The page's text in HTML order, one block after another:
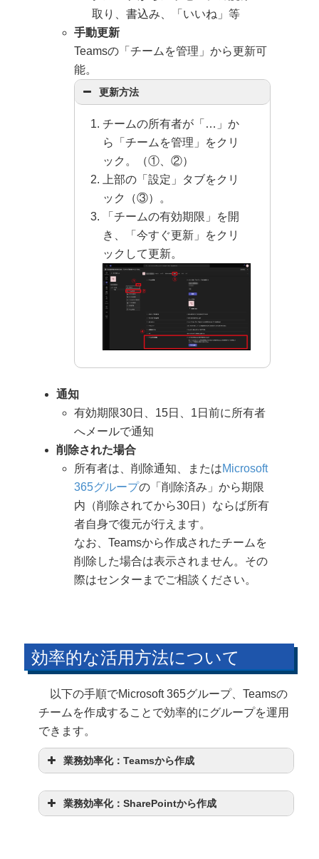
所有者が異動・退職される場合
は、事前にグループの所有者権限
を移管してください。 所有者のア
カウントが削除されるとグループ
を編集・削除できません
出来ません。理解したうえで削除して
ください。
取り、書込み、「いいね」等
手動更新
Teamsの「チームを管理」から更新可
能。
更新方法
チームの所有者が「…」か
ら「チームを管理」をクリ
ック。（①、②）
上部の「設定」タブをクリ
ック（③）。
「チームの有効期限」を開
き、「今すぐ更新」をクリ
ックして更新。
通知
有効期限30日、15日、1日前に所有者
へメールで通知
削除された場合
所有者は、削除通知、またはMicrosoft
365グループの「削除済み」から期限
内（削除されてから30日）ならば所有
者自身で復元が行えます。
なお、Teamsから作成されたチームを
削除した場合は表示されません。その
際はセンターまでご相談ください。
効率的な活用方法について
以下の手順でMicrosoft 365グループ、Teamsの
チームを作成することで効率的にグループを運用
できます。
業務効率化：Teamsから作成
業務効率化：SharePointから作成